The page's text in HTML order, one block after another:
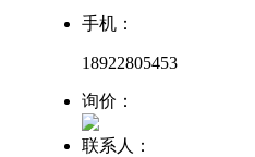
手机：
18922805453
询价：
联系人：